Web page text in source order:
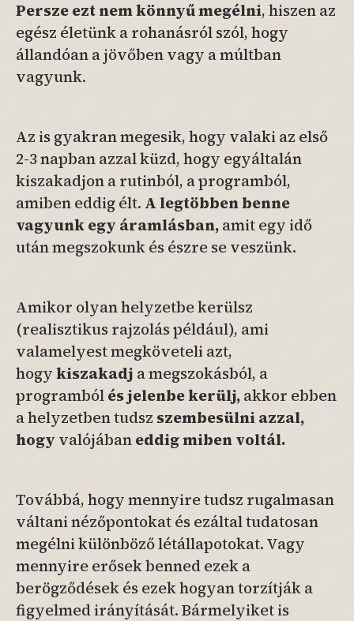
Persze ezt nem könnyű megélni, hiszen az
egész életünk a rohanásról szól, hogy
állandóan a jövőben vagy a múltban
vagyunk.
Az is gyakran megesik, hogy valaki az első
2-3 napban azzal küzd, hogy egyáltalán
kiszakadjon a rutinból, a programból,
amiben eddig élt. A legtöbben benne
vagyunk egy áramlásban,amit egy idő
után megszokunk és észre se veszünk.
Amikor olyan helyzetbe kerülsz
(realisztikus rajzolás például), ami
valamelyest megköveteli azt,
hogykiszakadj a megszokásból, a
programbólés jelenbe kerülj,akkor ebben
a helyzetben tudsz szembesülni azzal,
hogy valójábaneddig miben voltál.
Továbbá, hogy mennyire tudsz rugalmasan
váltani nézőpontokat és ezáltal tudatosan
megélni különböző létállapotokat. Vagy
mennyire erősek benned ezek a
berögződések és ezek hogyan torzítják a
figyelmed irányítását. Bármelyiket is